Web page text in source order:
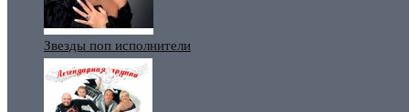
Звезды поп исполнители